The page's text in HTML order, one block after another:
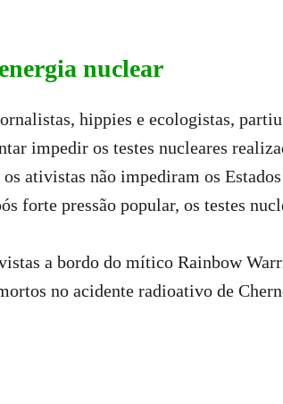
nuclear
hippies e ecologistas,
impedir os testes nucleares
ativistas não impediram os
forte pressão popular, os testes
a bordo do mítico Rainbow
no acidente radioativo de